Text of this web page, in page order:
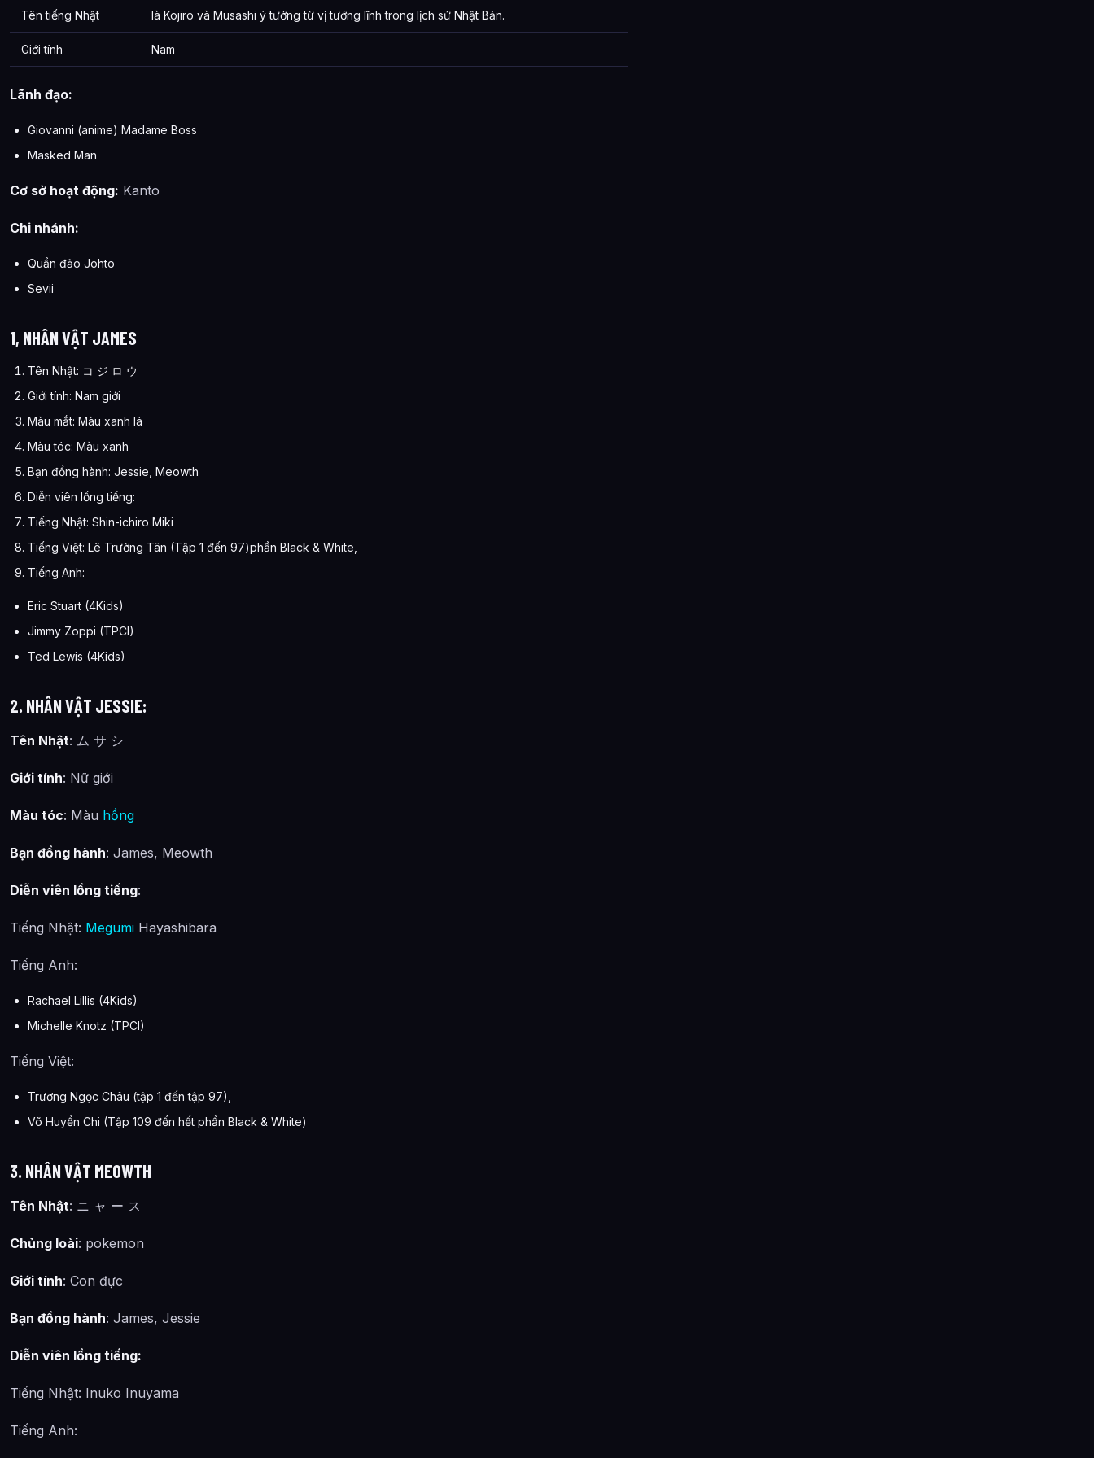
Tên tiếng Nhật là Kojiro và Musashi ý tưởng từ vị tướng lĩnh trong lịch sử Nhật Bản.
Giới tính Nam
Lãnh đạo:
Giovanni (anime) Madame Boss
Masked Man
Cơ sở hoạt động: Kanto
Chi nhánh:
Quần đảo Johto
Sevii
1, NHÂN VẬT JAMES
Tên Nhật: コ ジ ロ ウ
Giới tính: Nam giới
Màu mắt: Màu xanh lá
Màu tóc: Màu xanh
Bạn đồng hành: Jessie, Meowth
Diễn viên lồng tiếng:
Tiếng Nhật: Shin-ichiro Miki
Tiếng Việt: Lê Trường Tân (Tập 1 đến 97)phần Black & White,
Tiếng Anh:
Eric Stuart (4Kids)
Jimmy Zoppi (TPCI)
Ted Lewis (4Kids)
2. NHÂN VẬT JESSIE:
Tên Nhật: ム サ シ
Giới tính: Nữ giới
Màu tóc: Màu hồng
Bạn đồng hành: James, Meowth
Diễn viên lồng tiếng:
Tiếng Nhật: Megumi Hayashibara
Tiếng Anh:
Rachael Lillis (4Kids)
Michelle Knotz (TPCI)
Tiếng Việt:
Trương Ngọc Châu (tập 1 đến tập 97),
Võ Huyền Chi (Tập 109 đến hết phần Black & White)
3. NHÂN VẬT MEOWTH
Tên Nhật: ニ ャ ー ス
Chủng loài: pokemon
Giới tính: Con đực
Bạn đồng hành: James, Jessie
Diễn viên lồng tiếng:
Tiếng Nhật: Inuko Inuyama
Tiếng Anh: